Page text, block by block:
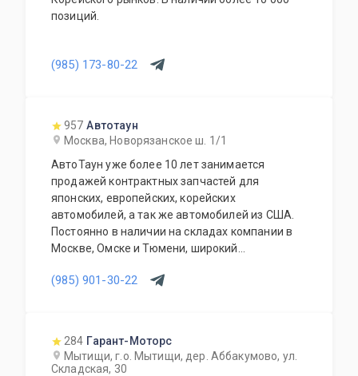
позиций.
(985) 173-80-22
957 Автотаун
Москва, Новорязанское ш. 1/1
АвтоТаун уже более 10 лет занимается
продажей контрактных запчастей для
японских, европейских, корейских
автомобилей, а так же автомобилей из США.
Постоянно в наличии на складах компании в
Москве, Омске и Тюмени, широкий
более 150000 наименований. Все запчасти,
(985) 901-30-22
284 Гарант-Моторс
Мытищи, г.о. Мытищи, дер. Аббакумово, ул.
Складская, 30